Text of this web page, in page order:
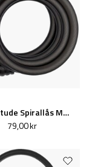
Bike Attitude Spirallås Mattsvart 10x1800mm m/Nyckel
79,00 kr